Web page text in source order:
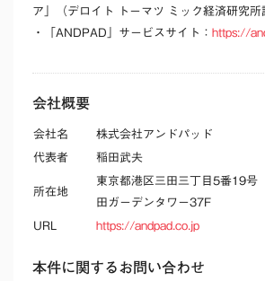
ア」（デロイト トーマツ ミック経済研究所
・「ANDPAD」サービスサイト： https://
会社概要
会社名
株式会社アンドパッド
代表者
稲田武夫
所在地
東京都港区三田三丁目5番19
田ガーデンタワー37F
URL
https://andpad.co.jp
本件に関するお問い合わせ